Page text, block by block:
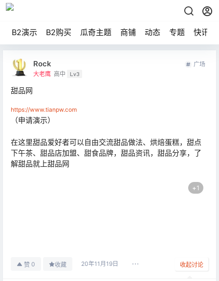
B2演示 B2购买 瓜奇主题 商铺 动态 专题 快讯
Rock
大老鹰 高中 Lv3
广场
甜品网
https://www.tianpw.com
（申请演示）
在这里甜品爱好者可以自由交流甜品做法、烘焙蛋糕，甜点
下午茶、甜品店加盟、甜食品牌，甜品资讯，甜品分享，了
解甜品就上甜品网
+1
赞 0 收藏 20年11月19日 收起讨论